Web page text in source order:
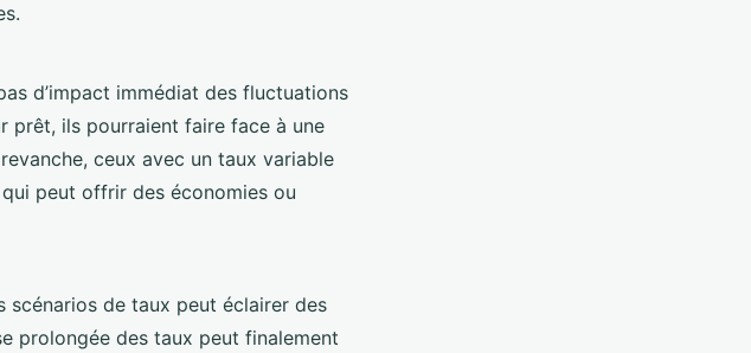
d’impact immédiat des fluctuations
prêt, ils pourraient faire face à une
ceux avec un taux variable
peut offrir des économies ou
de taux peut éclairer des
prolongée des taux peut finalement